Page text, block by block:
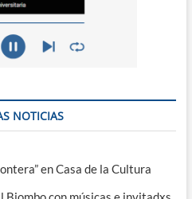
NOTICIAS
en Casa de la Cultura